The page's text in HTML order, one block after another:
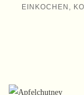
EINKOCHEN,